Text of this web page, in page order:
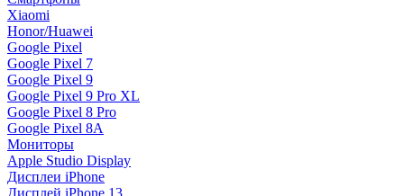
Xiaomi
Honor/Huawei
Google Pixel
Google Pixel 7
Google Pixel 9
Google Pixel 9 Pro XL
Google Pixel 8 Pro
Google Pixel 8A
Мониторы
Apple Studio Display
Дисплеи iPhone
Дисплей iPhone 13